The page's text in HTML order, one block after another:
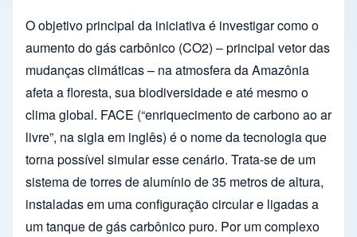
O objetivo principal da iniciativa é investigar como o
aumento do gás carbônico (CO2) – principal vetor das
mudanças climáticas – na atmosfera da Amazônia
afeta a floresta, sua biodiversidade e até mesmo o
clima global. FACE (“enriquecimento de carbono ao ar
livre”, na sigla em inglês) é o nome da tecnologia que
torna possível simular esse cenário. Trata-se de um
sistema de torres de alumínio de 35 metros de altura,
instaladas em uma configuração circular e ligadas a
um tanque de gás carbônico puro. Por um complexo